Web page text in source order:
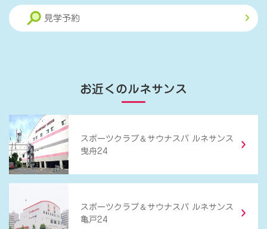
見学予約
お近くのルネサンス
スポーツクラブ ＆ サウナスパ ルネサンス
曳舟24
スポーツクラブ ＆ サウナスパ ルネサンス
亀戸24